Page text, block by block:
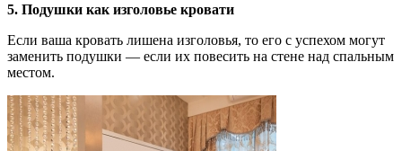
5. Подушки как изголовье кровати
Если ваша кровать лишена изголовья, то его с успехом могут
заменить подушки — если их повесить на стене над спальным
местом.